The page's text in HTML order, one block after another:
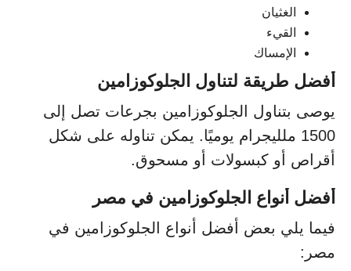
الغثيان
القيء
الإمساك
أفضل طريقة لتناول الجلوكوزامين
يوصى بتناول الجلوكوزامين بجرعات تصل إلى
1500 ملليجرام يوميًا. يمكن تناوله على شكل
أقراص أو كبسولات أو مسحوق.
أفضل أنواع الجلوكوزامين في مصر
فيما يلي بعض أفضل أنواع الجلوكوزامين في
مصر: